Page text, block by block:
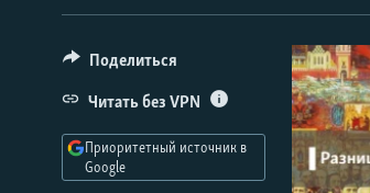
навигации
Вернутся
КУЛЬТУРА
IDEL.РЕАЛИИ
КАВКАЗ.РЕАЛИИ
СЕВЕР.РЕАЛИИ
СИБИРЬ.РЕАЛИИ
Поделиться
Читать без VPN
Приоритетный источник в
Google